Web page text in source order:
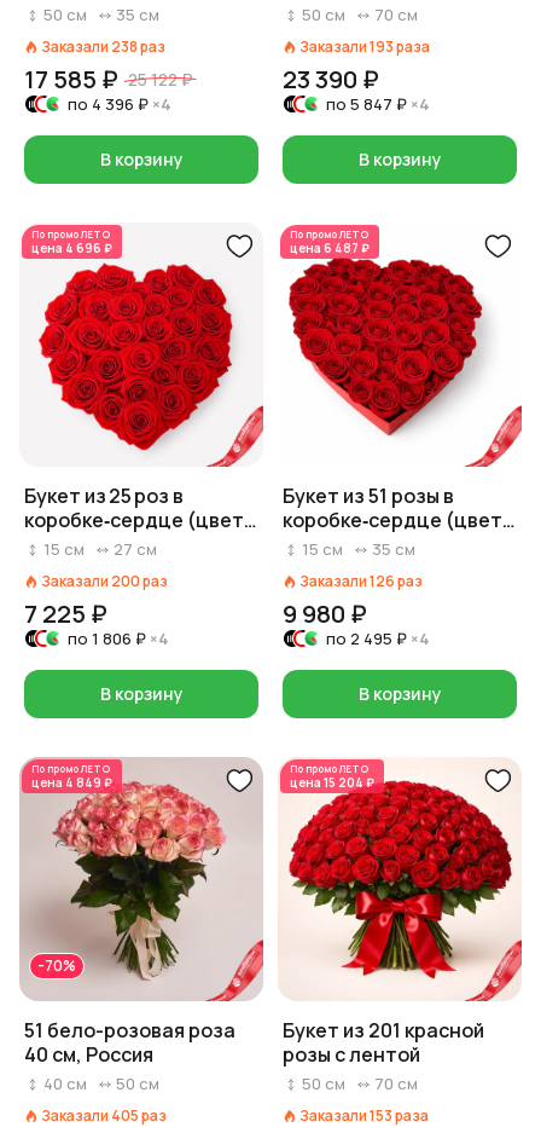
50 см 35 см
Заказали 238раз
17 585 ₽ 25 122 ₽
по 4 396 ₽ ×4
В корзину
50 см 70 см
Заказали193раза
23 390 ₽
по 5 847 ₽ ×4
В корзину
По промоЛЕТО
цена 4 696 ₽
Букет из 25 роз в
коробке‑сердце (цвет
роз и коробки на выбор:
белый)
15 см 27 см
Заказали 200раз
7 225 ₽
по 1 806 ₽ ×4
В корзину
По промоЛЕТО
цена 6 487 ₽
Букет из 51 розы в
коробке‑сердце (цвет
роз и коробки на выбор:
белый)
15 см 35 см
Заказали126раз
9 980 ₽
по 2 495 ₽ ×4
В корзину
По промоЛЕТО
цена 4 849 ₽
-70%
51 бело-розовая роза
40 см, Россия
40 см 50 см
Заказали 405раз
По промоЛЕТО
цена 15 204 ₽
Букет из 201 красной
розы с лентой
50 см 70 см
Заказали153раза